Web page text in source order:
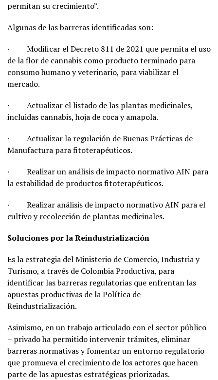
permitan su crecimiento”.
Algunas de las barreras identificadas son:
· Modificar el Decreto 811 de 2021 que permita el uso
de la flor de cannabis como producto terminado para
consumo humano y veterinario, para viabilizar el
mercado.
· Actualizar el listado de las plantas medicinales,
incluidas cannabis, hoja de coca y amapola.
· Actualizar la regulación de Buenas Prácticas de
Manufactura para fitoterapéuticos.
· Realizar un análisis de impacto normativo AIN para
la estabilidad de productos fitoterapéuticos.
· Realizar análisis de impacto normativo AIN para el
cultivo y recolección de plantas medicinales.
Soluciones por la Reindustrialización
Es la estrategia del Ministerio de Comercio, Industria y
Turismo, a través de Colombia Productiva, para
identificar las barreras regulatorias que enfrentan las
apuestas productivas de la Política de
Reindustrialización.
Asimismo, en un trabajo articulado con el sector público
– privado ha permitido intervenir trámites, eliminar
barreras normativas y fomentar un entorno regulatorio
que promueva el crecimiento de los actores que hacen
parte de las apuestas estratégicas priorizadas.